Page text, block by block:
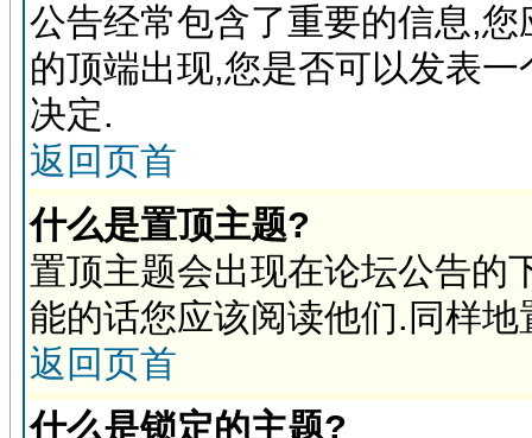
公告经常包含了重要的信息,
的顶端出现,您是否可以发表
决定.
返回页首
什么是置顶主题?
置顶主题会出现在论坛公告的
能的话您应该阅读他们.同样
返回页首
什么是锁定的主题?